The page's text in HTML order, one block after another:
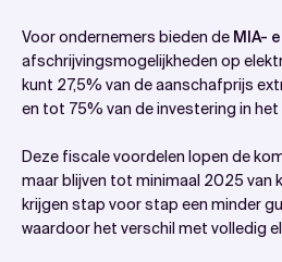
Voor ondernemers bieden de MIA-
afschrijvingsmogelijkheden op
kunt 27,5% van de aanschafprijs
en tot 75% van de investering in het
Deze fiscale voordelen lopen de
maar blijven tot minimaal 2025 van
krijgen stap voor stap een minder
waardoor het verschil met volledig